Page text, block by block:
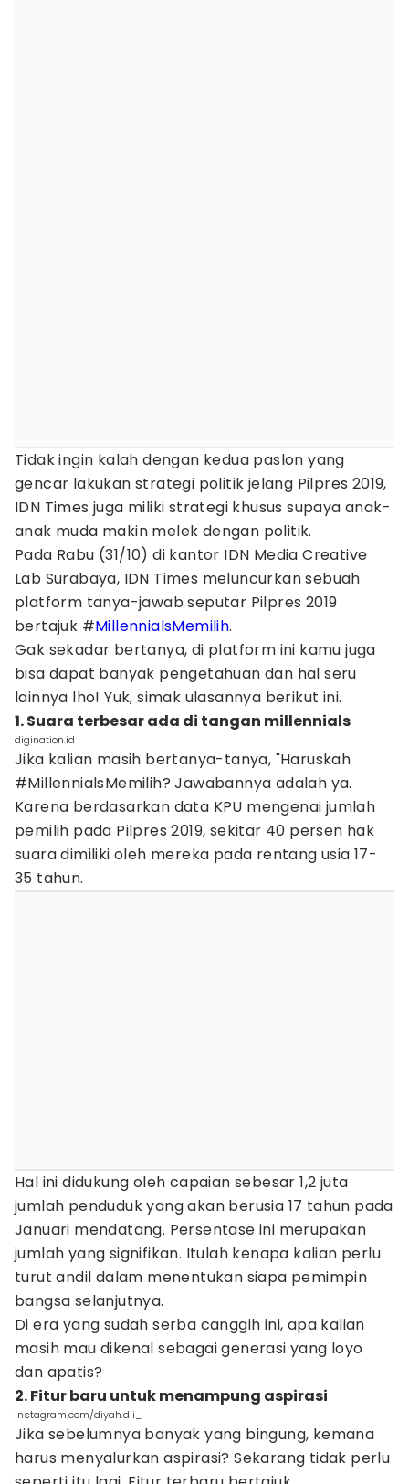
Tidak ingin kalah dengan kedua paslon yang
gencar lakukan strategi politik jelang Pilpres 2019,
IDN Times juga miliki strategi khusus supaya anak-
anak muda makin melek dengan politik.
Pada Rabu (31/10) di kantor IDN Media Creative
Lab Surabaya, IDN Times meluncurkan sebuah
platform tanya-jawab seputar Pilpres 2019
bertajuk #MillennialsMemilih.
Gak sekadar bertanya, di platform ini kamu juga
bisa dapat banyak pengetahuan dan hal seru
lainnya lho! Yuk, simak ulasannya berikut ini.
1. Suara terbesar ada di tangan millennials
digination.id
Jika kalian masih bertanya-tanya, "Haruskah
#MillennialsMemilih? Jawabannya adalah ya.
Karena berdasarkan data KPU mengenai jumlah
pemilih pada Pilpres 2019, sekitar 40 persen hak
suara dimiliki oleh mereka pada rentang usia 17-
35 tahun.
Hal ini didukung oleh capaian sebesar 1,2 juta
jumlah penduduk yang akan berusia 17 tahun pada
Januari mendatang. Persentase ini merupakan
jumlah yang signifikan. Itulah kenapa kalian perlu
turut andil dalam menentukan siapa pemimpin
bangsa selanjutnya.
Di era yang sudah serba canggih ini, apa kalian
masih mau dikenal sebagai generasi yang loyo
dan apatis?
2. Fitur baru untuk menampung aspirasi
instagram.com/diyah.dii_
Jika sebelumnya banyak yang bingung, kemana
harus menyalurkan aspirasi? Sekarang tidak perlu